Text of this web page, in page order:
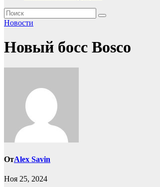
Новости
Новый босс Bosco
ОтAlex Savin
Ноя 25, 2024